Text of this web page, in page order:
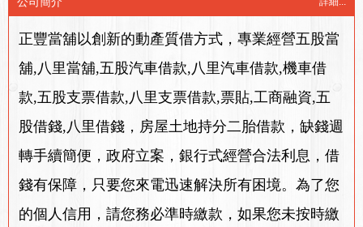
正豐當舖以創新的動產質借方式，專業經營五股當
舖,八里當舖,五股汽車借款,八里汽車借款,機車借
款,五股支票借款,八里支票借款,票貼,工商融資,五
股借錢,八里借錢，房屋土地持分二胎借款，缺錢週
轉手續簡便，政府立案，銀行式經營合法利息，借
錢有保障，只要您來電迅速解決所有困境。為了您
的個人信用，請您務必準時繳款，如果您未按時繳